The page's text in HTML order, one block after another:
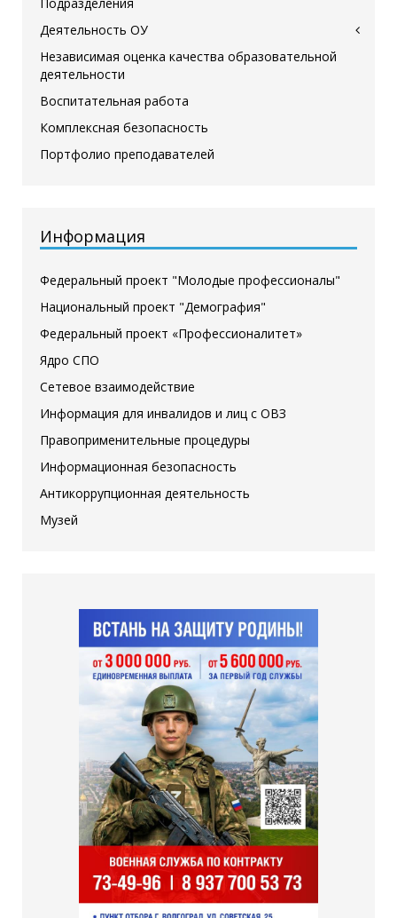
Деятельность ОУ
Независимая оценка качества образовательной
деятельности
Воспитательная работа
Комплексная безопасность
Портфолио преподавателей
Информация
Федеральный проект "Молодые профессионалы"
Национальный проект "Демография"
Федеральный проект «Профессионалитет»
Ядро СПО
Сетевое взаимодействие
Информация для инвалидов и лиц с ОВЗ
Правоприменительные процедуры
Информационная безопасность
Антикоррупционная деятельность
Музей